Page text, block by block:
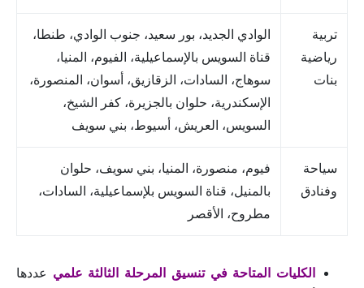
تربية
رياضية
بنات
الوادي الجديد، بور سعيد، جنوب الوادي، طنطا،
قناة السويس بالإسماعيلية، الفيوم، المنيا،
سوهاج، السادات، الزقازيق، أسوان، المنصورة،
الإسكندرية، حلوان بالجزيرة، كفر الشيخ،
السويس، العريش، أسيوط، بني سويف
سياحة
وفنادق
فيوم، منصورة، المنيا، بني سويف، حلوان
بالمنيل، قناة السويس بلإسماعيلية، السادات،
مطروح، الأقصر
الكليات المتاحة في تنسيق المرحلة الثالثة علمي عددها